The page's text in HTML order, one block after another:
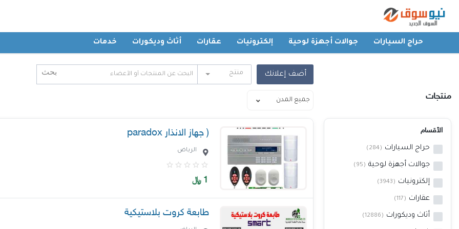
حراج السيارات جوالات أجهزة لوحية إلكترونيات عقارات أثاث وديكورات خدمات
جوالات أجهزة لوحية
إلكترونيات
عقارات
أثاث وديكورات
أضف إعلانك منتج
منتجات
الأقسام
حراج السيارات (284)
جوالات أجهزة لوحية (95)
إلكترونيات (3943)
عقارات (117)
أثاث وديكورات (12886)
( جهاز الانذار paradox
الرياض
1 ﷼
طابعة كروت بلاستيكية